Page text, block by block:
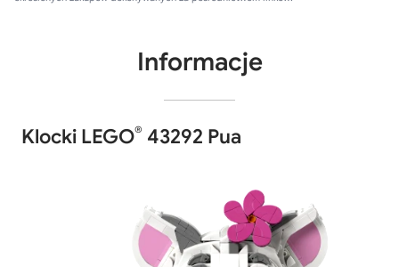
Informacje
Klocki LEGO® 43292 Pua